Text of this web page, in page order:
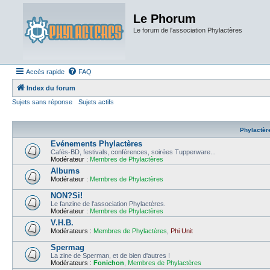
Le Phorum
Le forum de l'association Phylactères
Accès rapide FAQ
Index du forum
Sujets sans réponse
Sujets actifs
Evénements Phylactères
Cafés-BD, festivals, conférences, soirées Tupperware...
Modérateur : Membres de Phylactères
Albums
Modérateur : Membres de Phylactères
NON?Si!
Le fanzine de l'association Phylactères.
Modérateur : Membres de Phylactères
V.H.B.
Modérateurs : Membres de Phylactères Phi Unit
Spermag
La zine de Sperman, et de bien d'autres !
Modérateurs : Fonichon Membres de Phylactères